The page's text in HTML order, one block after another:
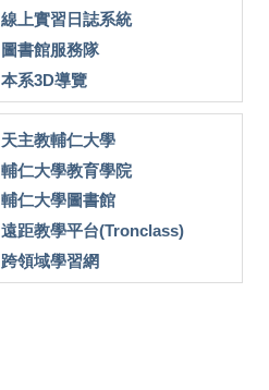
線上實習日誌系統
圖書館服務隊
本系3D導覽
天主教輔仁大學
輔仁大學教育學院
輔仁大學圖書館
遠距教學平台(Tronclass)
跨領域學習網